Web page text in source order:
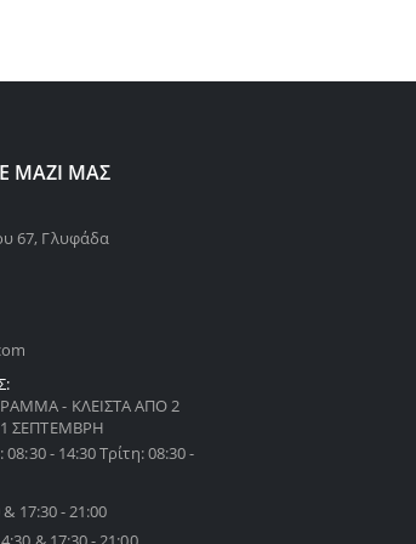
ΜΑΖΙ ΜΑΣ
67, Γλυφάδα
- ΚΛΕΙΣΤΑ ΑΠΟ 2
ΣΕΠΤΕΜΒΡΗ
- 14:30 Τρίτη: 08:30 -
17:30 - 21:00